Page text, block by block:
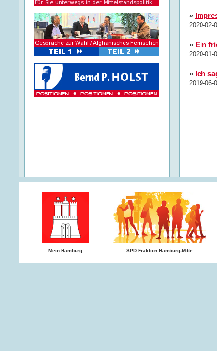
»
2020-02-
» Ein
2020-01-
» Ich
2019-06-
Mein Hamburg SPD Fraktion Hamburg-Mitte